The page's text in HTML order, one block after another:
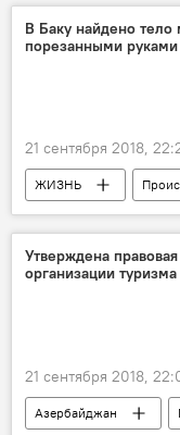
День
В Баку найдено
порезанными руками
21 сентября 2018,
ЖИЗНЬ
Баку
тело
самоубийство
Утверждена
организации
21 сентября 2018,
Азербайджан